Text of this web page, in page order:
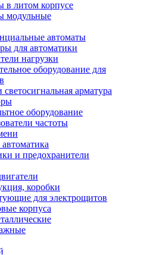
в литом корпусе
модульные
автоматы
для автоматики
нагрузки
оборудование для
арматура
оборудование
частоты
и предохранители
коробки
для электрощитов
корпуса